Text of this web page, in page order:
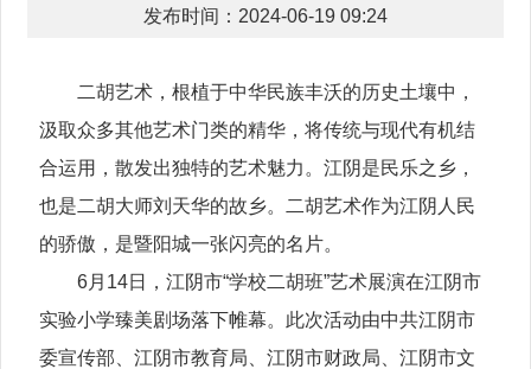
发布时间：2024-06-19 09:24
二胡艺术，根植于中华民族丰沃的历史土壤中，
汲取众多其他艺术门类的精华，将传统与现代有机结
合运用，散发出独特的艺术魅力。江阴是民乐之乡，
也是二胡大师刘天华的故乡。二胡艺术作为江阴人民
的骄傲，是暨阳城一张闪亮的名片。
6月14日，江阴市“学校二胡班”艺术展演在江阴市
实验小学臻美剧场落下帷幕。此次活动由中共江阴市
委宣传部、江阴市教育局、江阴市财政局、江阴市文